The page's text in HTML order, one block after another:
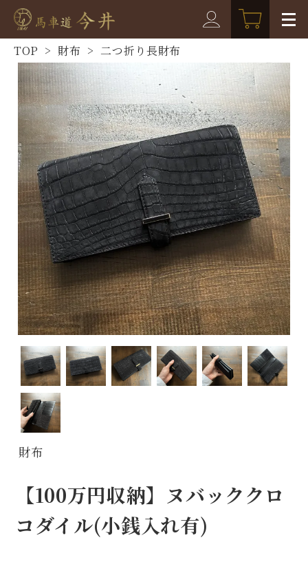
TOP > 財布 > 二つ折り長財布
財布
【100万円収納】ヌバッククロ
コダイル(小銭入れ有)